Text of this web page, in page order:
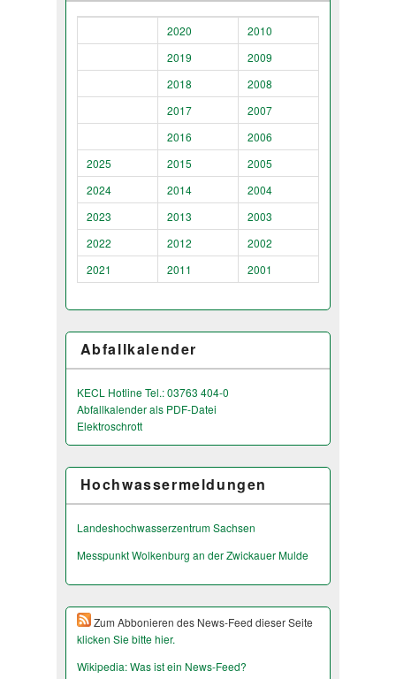
2020
2010
2019
2009
2018
2008
2017
2007
2016
2006
2025
2015
2005
2024
2014
2004
2023
2013
2003
2022
2012
2002
2021
2011 2001
Abfallkalender
KECL Hotline Tel.: 03763 404-0
Abfallkalender als PDF-Datei
Elektroschrott
Hochwassermeldungen
Landeshochwas­serzentrum Sachsen
Messpunkt Wolkenburg an der Zwickauer Mulde
Zum Abbonieren des News-Feed dieser Seite
klicken Sie bitte hier.
Wikipedia: Was ist ein News-Feed?